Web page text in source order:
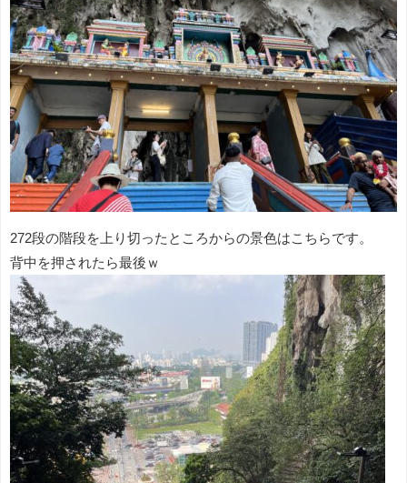
272段の階段を上り切ったところからの景色はこちらです。
背中を押されたら最後ｗ